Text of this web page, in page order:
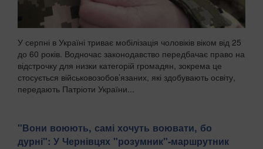
У серпні в Україні триває мобілізація чоловіків віком від 25
до 60 років. Водночас законодавство передбачає право на
відстрочку для низки категорій громадян, зокрема це
стосується військовозобов’язаних, які здобувають освіту,
передають Патріоти України...
​"Вони воюють, самі хочуть воювати, бо
дурні": У Чернівцях "розумник"-маршрутник